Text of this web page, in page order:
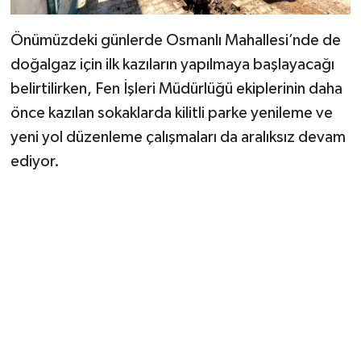
Önümüzdeki günlerde Osmanlı Mahallesi’nde de
doğalgaz için ilk kazıların yapılmaya başlayacağı
belirtilirken, Fen İşleri Müdürlüğü ekiplerinin daha
önce kazılan sokaklarda kilitli parke yenileme ve
yeni yol düzenleme çalışmaları da aralıksız devam
ediyor.